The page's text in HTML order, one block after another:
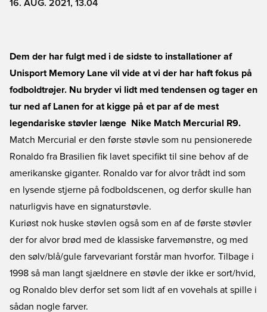
16. AUG. 2021, 13.04
Dem der har fulgt med i de sidste to installationer af
Unisport Memory Lane vil vide at vi der har haft fokus på
fodboldtrøjer. Nu bryder vi lidt med tendensen og tager en
tur ned af Lanen for at kigge på et par af de mest
legendariske støvler længe  Nike Match Mercurial R9.
Match Mercurial er den første støvle som nu pensionerede
Ronaldo fra Brasilien fik lavet specifikt til sine behov af de
amerikanske giganter. Ronaldo var for alvor trådt ind som
en lysende stjerne på fodboldscenen, og derfor skulle han
naturligvis have en signaturstøvle.
Kuriøst nok huske støvlen også som en af de første støvler
der for alvor brød med de klassiske farvemønstre, og med
den sølv/blå/gule farvevariant forstår man hvorfor. Tilbage i
1998 så man langt sjældnere en støvle der ikke er sort/hvid,
og Ronaldo blev derfor set som lidt af en vovehals at spille i
sådan nogle farver.